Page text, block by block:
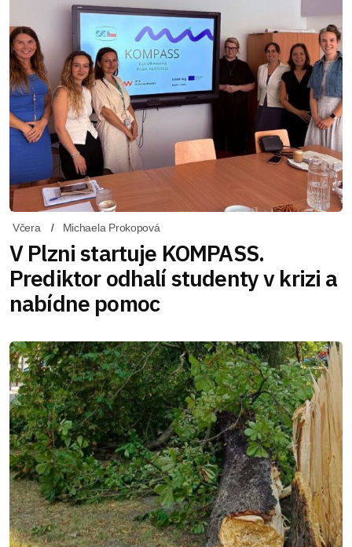
Včera Michaela Prokopová
V Plzni startuje KOMPASS.
Prediktor odhalí studenty v krizi a
nabídne pomoc